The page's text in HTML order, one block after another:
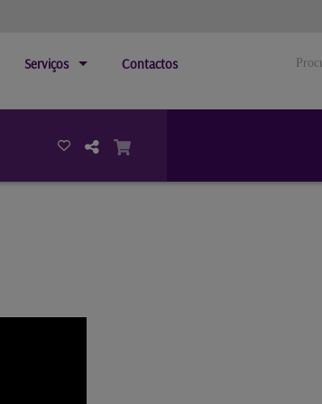
Serviços Contactos